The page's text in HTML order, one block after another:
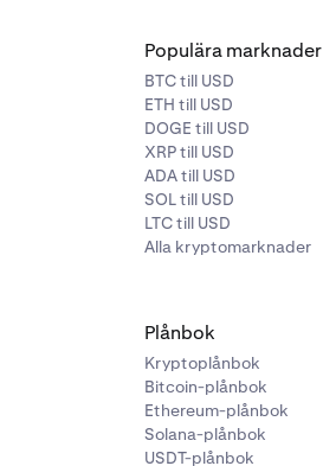
Populära marknader
BTC till USD
ETH till USD
DOGE till USD
XRP till USD
ADA till USD
SOL till USD
LTC till USD
Alla kryptomarknader
Plånbok
Kryptoplånbok
Bitcoin-plånbok
Ethereum-plånbok
Solana-plånbok
USDT-plånbok